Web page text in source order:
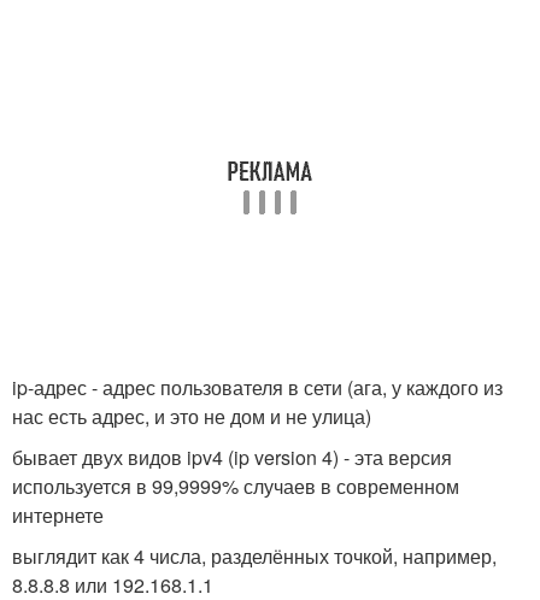
ip-адрес - адрес пользователя в сети (ага, у каждого из
нас есть адрес, и это не дом и не улица)
бывает двух видов ipv4 (ip version 4) - эта версия
используется в 99,9999% случаев в современном
интернете
выглядит как 4 числа, разделённых точкой, например,
8.8.8.8 или 192.168.1.1